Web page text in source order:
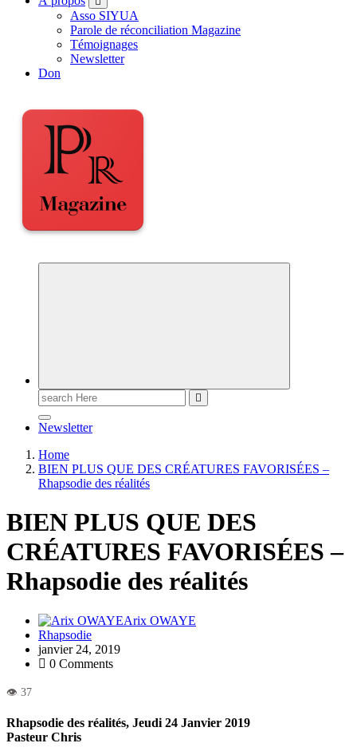
Asso SIYUA
Parole de réconciliation Magazine
Témoignages
Newsletter
Don
Newsletter
Home
BIEN PLUS QUE DES CRÉATURES FAVORISÉES –
Rhapsodie des réalités
BIEN PLUS QUE DES
CRÉATURES FAVORISÉES –
Rhapsodie des réalités
Arix OWAYE
Rhapsodie
janvier 24, 2019
0 Comments
Rhapsodie des réalités, Jeudi 24 Janvier 2019
Pasteur Chris